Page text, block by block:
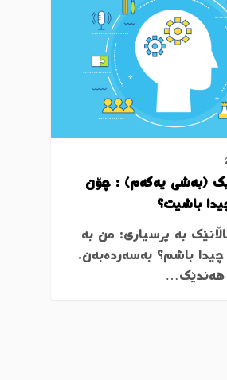
(بەشی یەکەم) : چۆن
باشیت؟
بە پرسیاری: من بە
باشم؟ بەسەردەبەن.
هەندێک…